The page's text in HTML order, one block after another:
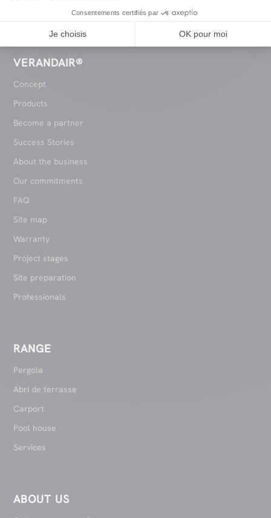
Consentements certifiés par
Je choisis OK pour moi
VERANDAIR®
Concept
Products
Become a partner
Success Stories
About the business
Our commitments
FAQ
Site map
Warranty
Project stages
Site preparation
Professionals
RANGE
Pergola
Abri de terrasse
Carport
Pool house
Services
ABOUT US